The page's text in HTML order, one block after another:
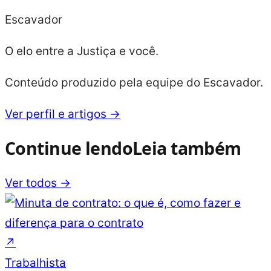
Escavador
O elo entre a Justiça e você.
Conteúdo produzido pela equipe do Escavador.
Ver perfil e artigos →
Continue lendoLeia também
Ver todos →
↗
Trabalhista